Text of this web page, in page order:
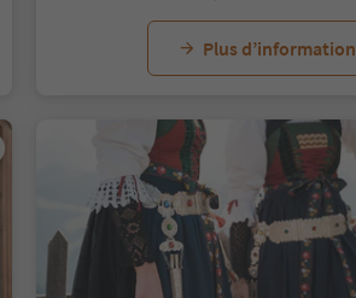
Plus d’information